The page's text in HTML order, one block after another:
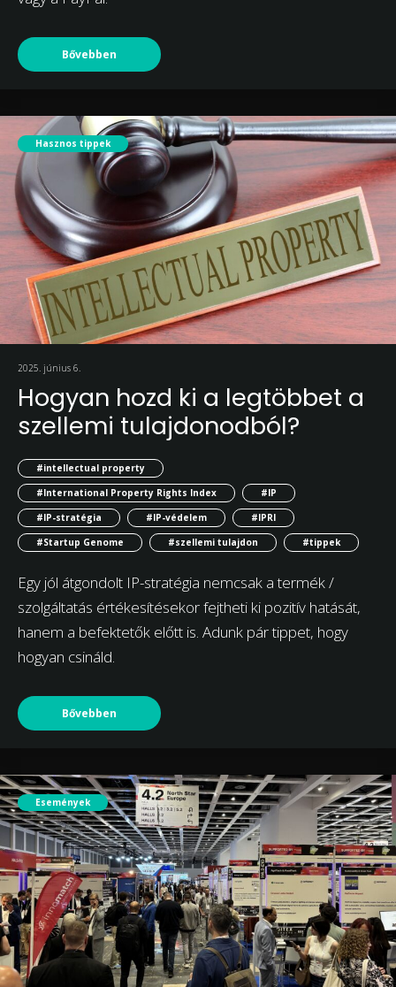
Bővebben
Hasznos tippek
2025. június 6.
Hogyan hozd ki a legtöbbet a
szellemi tulajdonodból?
#intellectual property
#International Property Rights Index
#IP
#IP-stratégia
#IP-védelem
#IPRI
#Startup Genome
#szellemi tulajdon #tippek
Egy jól átgondolt IP-stratégia nemcsak a termék /
szolgáltatás értékesítésekor fejtheti ki pozitív hatását,
hanem a befektetők előtt is. Adunk pár tippet, hogy
hogyan csináld.
Bővebben
Események